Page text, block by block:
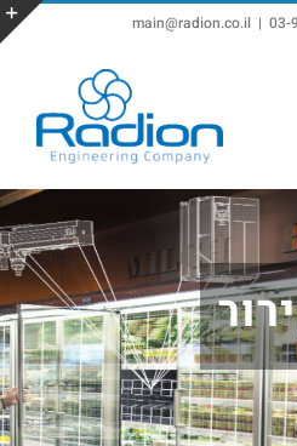
|
main@radion.co.il